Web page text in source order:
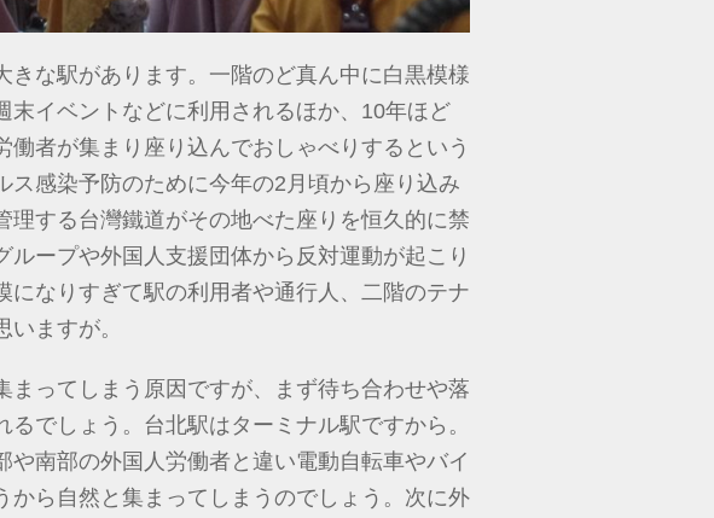
きな駅があります。一階のど真ん中に白黒模様
末イベントなどに利用されるほか、10年ほど
働者が集まり座り込んでおしゃべりするという
ス感染予防のために今年の2月頃から座り込み
理する台灣鐵道がその地べた座りを恒久的に禁
ループや外国人支援団体から反対運動が起こり
になりすぎて駅の利用者や通行人、二階のテナ
ますが。
まってしまう原因ですが、まず待ち合わせや落
でしょう。台北駅はターミナル駅ですから。
や南部の外国人労働者と違い電動自転車やバイ
から自然と集まってしまうのでしょう。次に外